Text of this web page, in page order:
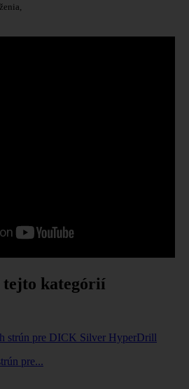
tejto kategórií
pre...